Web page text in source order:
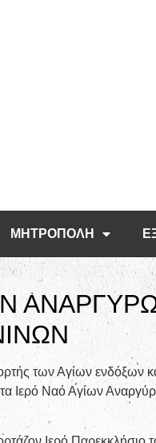
ΜΗΤΡΟΠΟΛΗ
των Αγίων
Ιερό Ναό Αγίων